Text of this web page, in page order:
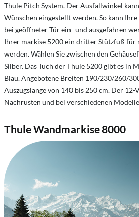
Thule Pitch System. Der Ausfallwinkel
Wünschen eingestellt werden. So kann
bei geöffneter Tür ein- und ausgefahren
Ihrer markise 5200 ein dritter Stützfuß
werden. Wählen Sie zwischen den
Silber. Das Tuch der Thule 5200 gibt es in
Blau. Angebotene Breiten 190/230/260/
Auszugslänge von 140 bis 250 cm. Der
Nachrüsten und bei verschiedenen
Thule Wandmarkise 8000